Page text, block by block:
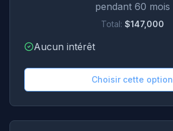
pendant 60 mois
Total: $147,000
Aucun intérêt
Choisir cette option